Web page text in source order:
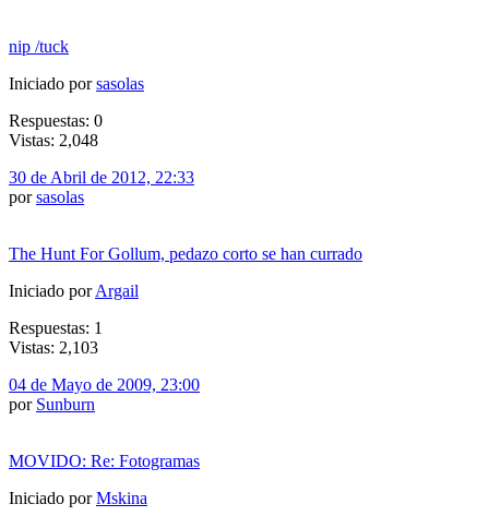
nip /tuck
Iniciado porsasolas
Respuestas: 0
Vistas: 2,048
30 de Abril de 2012, 22:33
porsasolas
The Hunt For Gollum, pedazo corto se han currado
Iniciado porArgail
Respuestas: 1
Vistas: 2,103
04 de Mayo de 2009, 23:00
por Sunburn
MOVIDO: Re: Fotogramas
Iniciado porMskina